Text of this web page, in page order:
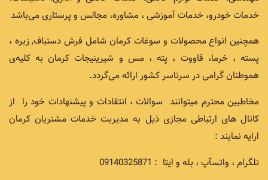
خدمات خودرو، خدمات آموزشی ، مشاوره، مجالس و پرستاری می‌باشد
همچنین انواع محصولات و سوغات کرمان شامل فرش دستباف, زیره ،
پسته ، خرما، قاووت ، پته ، مس و شیرینیجات کرمان به کلیه‌ی
هموطنان گرامی در سرتاسر کشور ارائه می‌گردد.
مخاطبین محترم میتوانند سوالات ، انتقادات و پیشنهادات خود را از
کانال های ارتباطی مجازی ذیل به مدیریت خدمات مشتریان کرمان
ارایه نمایند :
تلگرام ، واتسآپ ، بله و ایتا : 09140325871